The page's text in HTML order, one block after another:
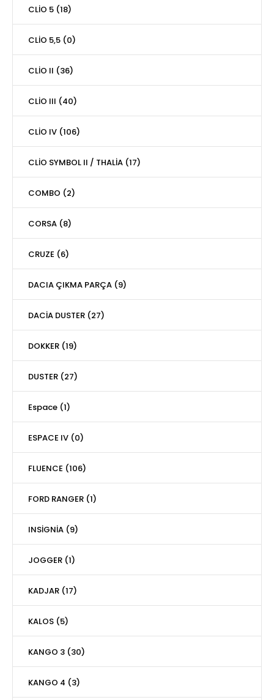
CLİO 5 (18)
CLİO 5,5 (0)
CLİO II (36)
CLİO III (40)
CLİO IV (106)
CLİO SYMBOL II / THALİA (17)
COMBO (2)
CORSA (8)
CRUZE (6)
DACIA ÇIKMA PARÇA (9)
DACİA DUSTER (27)
DOKKER (19)
DUSTER (27)
Espace (1)
ESPACE IV (0)
FLUENCE (106)
FORD RANGER (1)
INSİGNİA (9)
JOGGER (1)
KADJAR (17)
KALOS (5)
KANGO 3 (30)
KANGO 4 (3)